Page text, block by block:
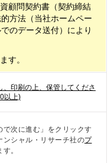
顧問契約書（契約締結
方法（当社ホームペー
のデータ送付）により
す。
印刷の上、保管してくださ
以上)
で次に進む」をクリックす
ンシャル・リサーチ社のプ
。